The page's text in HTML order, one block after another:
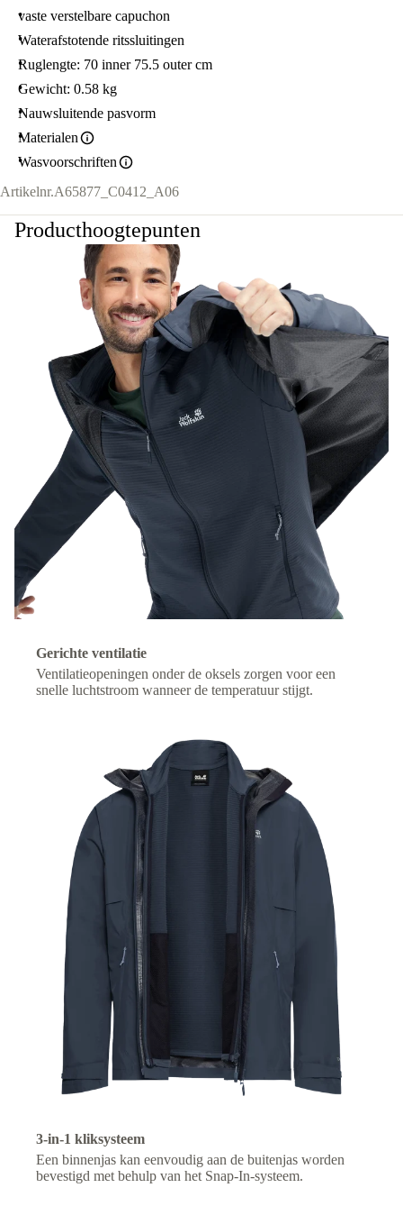
vaste verstelbare capuchon
Waterafstotende ritssluitingen
Ruglengte: 70 inner 75.5 outer cm
Gewicht: 0.58 kg
Nauwsluitende pasvorm
Materialen
Wasvoorschriften
Artikelnr.A65877_C0412_A06
Producthoogtepunten
Gerichte ventilatie
Ventilatieopeningen onder de oksels zorgen voor een
snelle luchtstroom wanneer de temperatuur stijgt.
3-in-1 kliksysteem
Een binnenjas kan eenvoudig aan de buitenjas worden
bevestigd met behulp van het Snap-In-systeem.